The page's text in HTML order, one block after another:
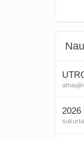
2026
sukurta